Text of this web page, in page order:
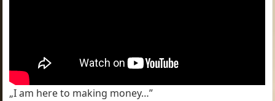
„I am here to making money…”